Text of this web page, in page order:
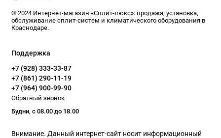
© 2024 Интернет-магазин «Сплит-люкс»: продажа, установка,
обслуживание сплит-систем и климатического оборудования в
Краснодаре.
Поддержка
+7 (928) 333-33-87
+7 (861) 290-11-19
+7 (964) 900-99-90
Обратный звонок
Будни, с 08.00 до 18.00
Внимание. Данный интернет-сайт носит информационный